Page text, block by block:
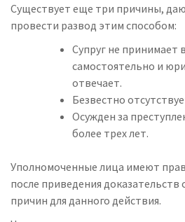
Существует еще три причины,
провести развод этим способом:
Супруг не принимает
самостоятельно и
отвечает.
Безвестно
Осужден за
более трех лет.
Уполномоченные лица имеют
после приведения доказательств
причин для данного действия.